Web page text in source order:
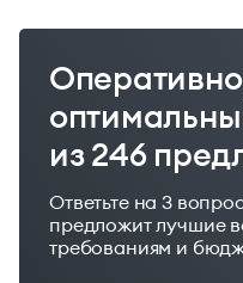
из 246
Ответьте на 3
предложит лучшие
требованиям и